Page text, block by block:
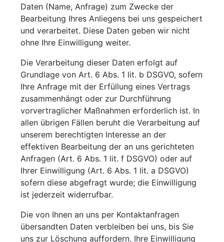
Daten (Name, Anfrage) zum Zwecke der
Bearbeitung Ihres Anliegens bei uns gespeichert
und verarbeitet. Diese Daten geben wir nicht
ohne Ihre Einwilligung weiter.
Die Verarbeitung dieser Daten erfolgt auf
Grundlage von Art. 6 Abs. 1 lit. b DSGVO, sofern
Ihre Anfrage mit der Erfüllung eines Vertrags
zusammenhängt oder zur Durchführung
vorvertraglicher Maßnahmen erforderlich ist. In
allen übrigen Fällen beruht die Verarbeitung auf
unserem berechtigten Interesse an der
effektiven Bearbeitung der an uns gerichteten
Anfragen (Art. 6 Abs. 1 lit. f DSGVO) oder auf
Ihrer Einwilligung (Art. 6 Abs. 1 lit. a DSGVO)
sofern diese abgefragt wurde; die Einwilligung
ist jederzeit widerrufbar.
Die von Ihnen an uns per Kontaktanfragen
übersandten Daten verbleiben bei uns, bis Sie
uns zur Löschung auffordern, Ihre Einwilligung